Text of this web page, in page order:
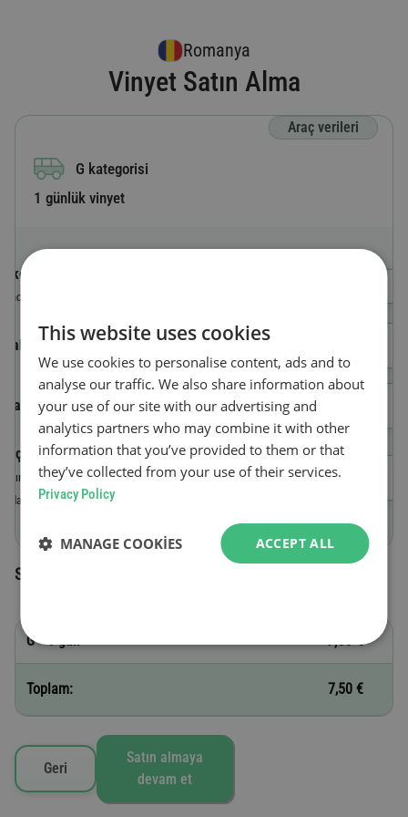
Romanya
Vinyet Satın Alma
Araç verileri
G kategorisi
1 günlük vinyet
Ülke kodu
Aracın kayıtlı olduğu ülke
Plaka numarası
Araç kimlik numarası (VIN)
Geçerlilik başlangıç tarihi
Satın alma gününü takiben saat 23:59’a
kadar geçerlidir.
Seçilen vinyetler
G - 1 gün 7,50 €
Toplam: 7,50 €
Geri
Satın almaya
devam et
This website uses cookies
We use cookies to personalise content, ads and to
analyse our traffic. We also share information about
your use of our site with our advertising and
analytics partners who may combine it with other
information that you’ve provided to them or that
they’ve collected from your use of their services.
Privacy Policy
ACCEPT ALL
MANAGE COOKIES